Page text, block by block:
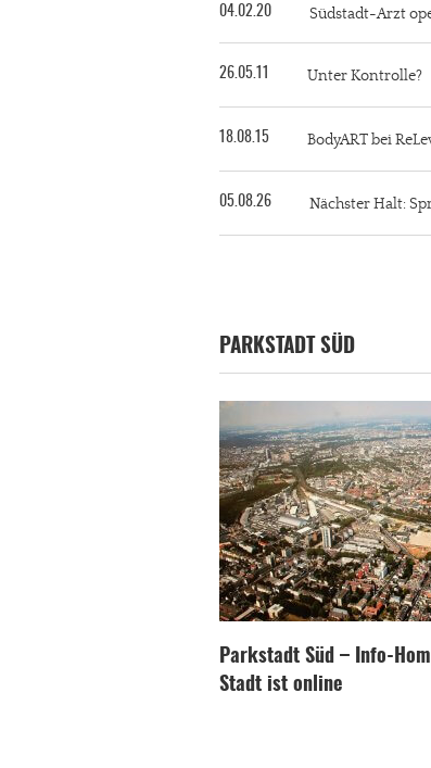
04.02.20 Südstadt-Arzt
26.05.11 Unter Kontrolle?
18.08.15 BodyART bei
05.08.26 Nächster Halt:
PARKSTADT SÜD
Parkstadt Süd – Info-
Stadt ist online